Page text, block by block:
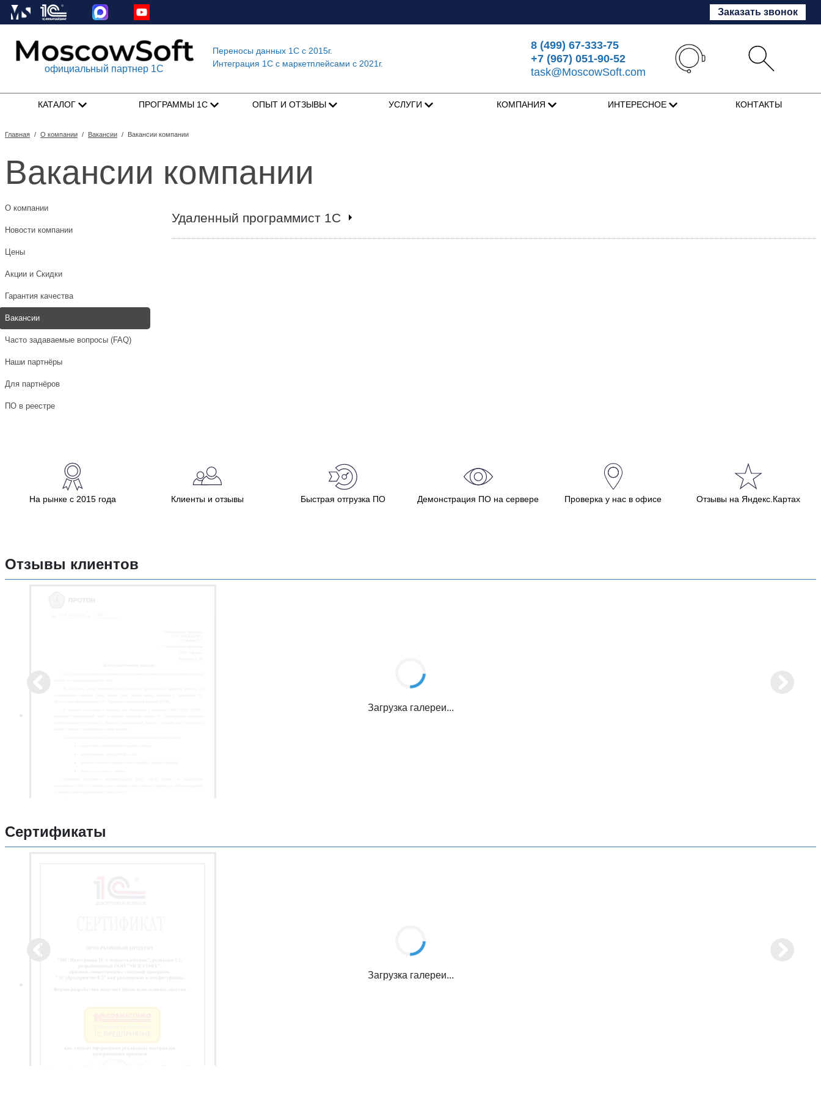
Заказать звонок
официальный партнер 1С
Переносы данных 1Сс 2015г.
Интеграция 1C с маркетплейсами с 2021г.
8 (499) 67-333-75
+7 (967) 051-90-52
task@MoscowSoft.com
КАТАЛОГ ПРОГРАММЫ 1С ОПЫТ И ОТЗЫВЫ УСЛУГИ КОМПАНИЯ ИНТЕРЕСНОЕ КОНТАКТЫ
Главная / О компании / Вакансии / Вакансии компании
Вакансии компании
О компании
Новости компании
Цены
Акции и Скидки
Гарантия качества
Вакансии
Часто задаваемые вопросы (FAQ)
Наши партнёры
Для партнёров
ПО в реестре
Удаленный программист 1С
На рынке с 2015 года Клиенты и отзывы Быстрая отгрузка ПО Демонстрация ПО на сервере Проверка у нас в офисе Отзывы на Яндекс.Картах
Отзывы клиентов
Загрузка галереи...
Сертификаты
Загрузка галереи...